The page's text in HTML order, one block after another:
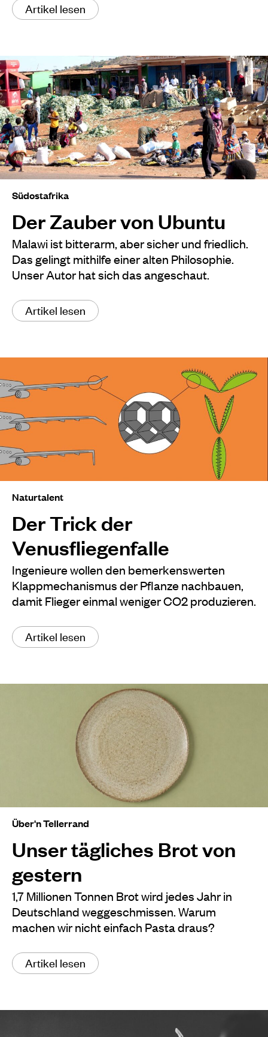
Artikel lesen
Südostafrika
Der Zauber von Ubuntu
Malawi ist bitterarm, aber sicher und friedlich.
Das gelingt mithilfe einer alten Philosophie.
Unser Autor hat sich das angeschaut.
Artikel lesen
Naturtalent
Der Trick der
Venusfliegenfalle
Ingenieure wollen den bemerkenswerten
Klappmechanismus der Pflanze nachbauen,
damit Flieger einmal weniger CO2 produzieren.
Artikel lesen
Über'n Tellerrand
Unser tägliches Brot von
gestern
1,7 Millionen Tonnen Brot wird jedes Jahr in
Deutschland weggeschmissen. Warum
machen wir nicht einfach Pasta draus?
Artikel lesen